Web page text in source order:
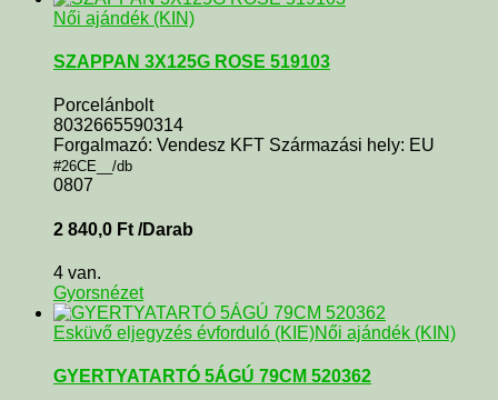
Női ajándék (KIN)
SZAPPAN 3X125G ROSE 519103
Porcelánbolt
8032665590314
Forgalmazó: Vendesz KFT Származási hely: EU
#26CE__/db
0807
2 840,0 Ft /Darab
4 van.
Gyorsnézet
Esküvő eljegyzés évforduló (KIE)Női ajándék (KIN)
GYERTYATARTÓ 5ÁGÚ 79CM 520362